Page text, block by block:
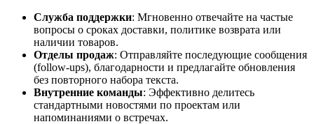
Служба поддержки: Мгновенно отвечайте на частые
вопросы о сроках доставки, политике возврата или
наличии товаров.
Отделы продаж: Отправляйте последующие сообщения
(follow-ups), благодарности и предлагайте обновления
без повторного набора текста.
Внутренние команды: Эффективно делитесь
стандартными новостями по проектам или
напоминаниями о встречах.